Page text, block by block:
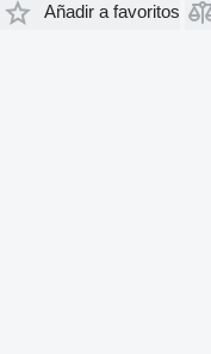
Añadir a favoritos